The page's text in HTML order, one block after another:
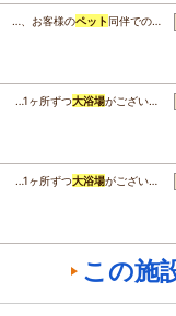
…、お客様のペット 同伴での…
…1ヶ所ずつ大浴場がござい…
…1ヶ所ずつ大浴場がござい…
この施